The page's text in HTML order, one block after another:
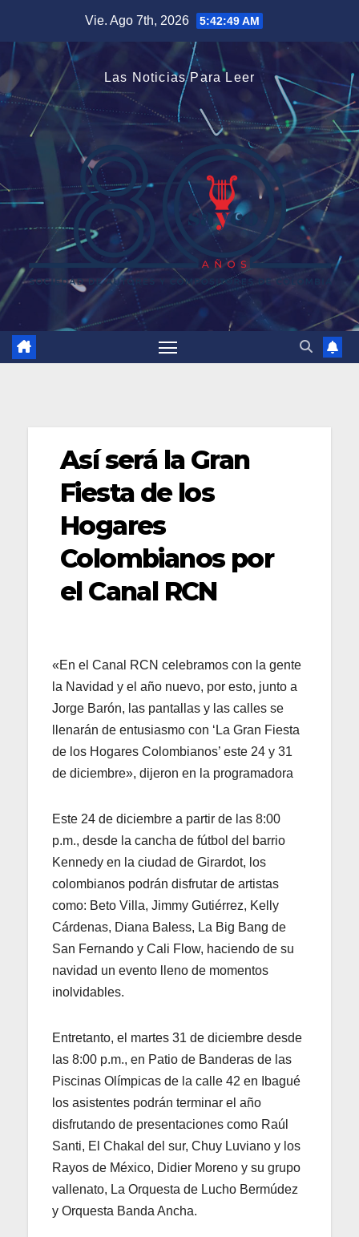
contenido
Vie. Ago 7th, 2026 5:42:49 AM
Las Noticias Para Leer
Así será la Gran
Fiesta de los
Hogares
Colombianos por
el Canal RCN
«En el Canal RCN celebramos con la gente
la Navidad y el año nuevo, por esto, junto a
Jorge Barón, las pantallas y las calles se
llenarán de entusiasmo con ‘La Gran Fiesta
de los Hogares Colombianos’ este 24 y 31
de diciembre», dijeron en la programadora
Este 24 de diciembre a partir de las 8:00
p.m., desde la cancha de fútbol del barrio
Kennedy en la ciudad de Girardot, los
colombianos podrán disfrutar de artistas
como: Beto Villa, Jimmy Gutiérrez, Kelly
Cárdenas, Diana Baless, La Big Bang de
San Fernando y Cali Flow, haciendo de su
navidad un evento lleno de momentos
inolvidables.
Entretanto, el martes 31 de diciembre desde
las 8:00 p.m., en Patio de Banderas de las
Piscinas Olímpicas de la calle 42 en Ibagué
los asistentes podrán terminar el año
disfrutando de presentaciones como Raúl
Santi, El Chakal del sur, Chuy Luviano y los
Rayos de México, Didier Moreno y su grupo
vallenato, La Orquesta de Lucho Bermúdez
y Orquesta Banda Ancha.